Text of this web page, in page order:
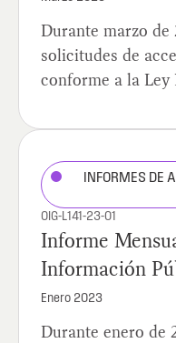
Durante marzo
solicitudes de
conforme a la Ley
INFORMES DE
OIG-L141-23-01
Informe
Información
Enero 2023
Durante enero de